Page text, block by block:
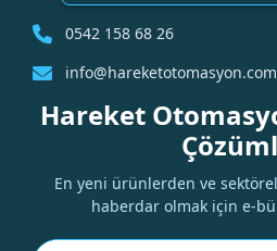
0542 158 68 26
info@hareketotomasyon.com
Hareket
En yeni ürünlerden ve
haberdar olmak için e-